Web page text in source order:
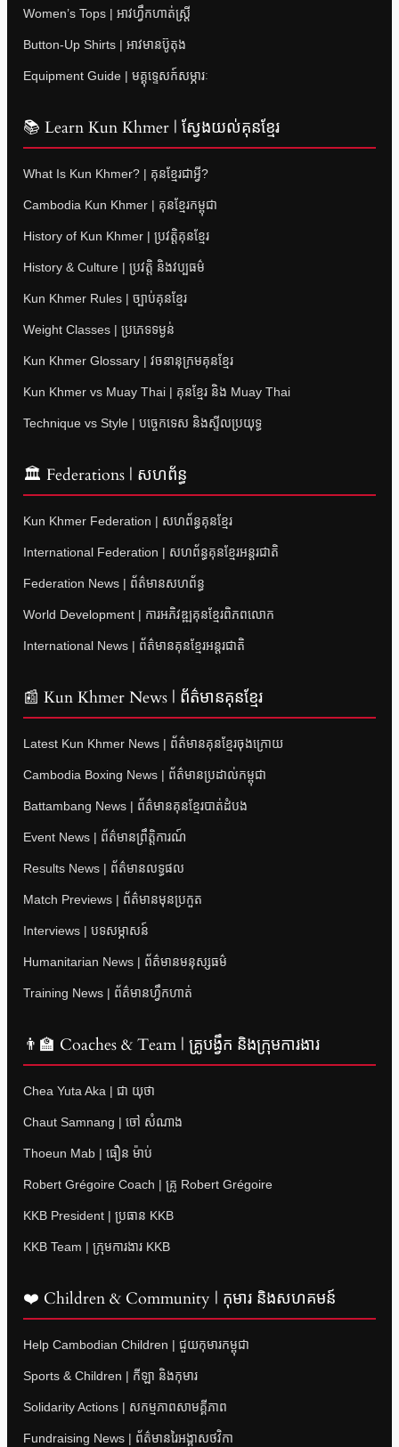
Women’s Tops | អាវហ្វឹកហាត់ស្ត្រី
Button-Up Shirts | អាវមានប៊ូតុង
Equipment Guide | មគ្គុទ្ទេសក៍សម្ភារៈ
📚 Learn Kun Khmer | ស្វែងយល់គុនខ្មែរ
What Is Kun Khmer? | គុនខ្មែរជាអ្វី?
Cambodia Kun Khmer | គុនខ្មែរកម្ពុជា
History of Kun Khmer | ប្រវត្តិគុនខ្មែរ
History & Culture | ប្រវត្តិ និងវប្បធម៌
Kun Khmer Rules | ច្បាប់គុនខ្មែរ
Weight Classes | ប្រភេទទម្ងន់
Kun Khmer Glossary | វចនានុក្រមគុនខ្មែរ
Kun Khmer vs Muay Thai | គុនខ្មែរ និង Muay Thai
Technique vs Style | បច្ចេកទេស និងស្ទីលប្រយុទ្ធ
🏛 Federations | សហព័ន្ធ
Kun Khmer Federation | សហព័ន្ធគុនខ្មែរ
International Federation | សហព័ន្ធគុនខ្មែរអន្តរជាតិ
Federation News | ព័ត៌មានសហព័ន្ធ
World Development | ការអភិវឌ្ឍគុនខ្មែរពិភពលោក
International News | ព័ត៌មានគុនខ្មែរអន្តរជាតិ
📰 Kun Khmer News | ព័ត៌មានគុនខ្មែរ
Latest Kun Khmer News | ព័ត៌មានគុនខ្មែរចុងក្រោយ
Cambodia Boxing News | ព័ត៌មានប្រដាល់កម្ពុជា
Battambang News | ព័ត៌មានគុនខ្មែរបាត់ដំបង
Event News | ព័ត៌មានព្រឹត្តិការណ៍
Results News | ព័ត៌មានលទ្ធផល
Match Previews | ព័ត៌មានមុនប្រកួត
Interviews | បទសម្ភាសន៍
Humanitarian News | ព័ត៌មានមនុស្សធម៌
Training News | ព័ត៌មានហ្វឹកហាត់
👨‍🏫 Coaches & Team | គ្រូបង្វឹក និងក្រុមការងារ
Chea Yuta Aka | ជា យុថា
Chaut Samnang | ចៅ សំណាង
Thoeun Mab | ធឿន ម៉ាប់
Robert Grégoire Coach | គ្រូ Robert Grégoire
KKB President | ប្រធាន KKB
KKB Team | ក្រុមការងារ KKB
❤️ Children & Community | កុមារ និងសហគមន៍
Help Cambodian Children | ជួយកុមារកម្ពុជា
Sports & Children | កីឡា និងកុមារ
Solidarity Actions | សកម្មភាពសាមគ្គីភាព
Fundraising News | ព័ត៌មានរៃអង្គាសថវិកា